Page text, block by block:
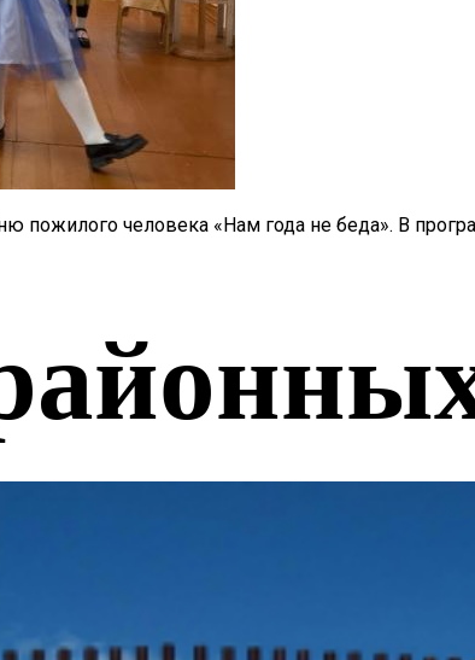
человека «Нам года не беда». В